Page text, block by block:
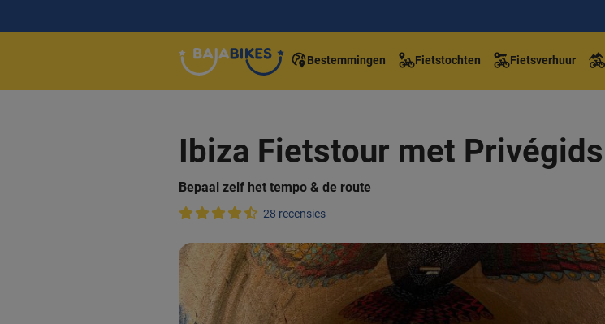
Bestemmingen Fietstochten Fietsverhuur
Ibiza Fietstour met Privégids
Bepaal zelf het tempo & de route
28 recensies